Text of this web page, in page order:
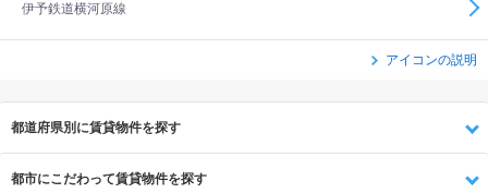
伊予鉄道横河原線
アイコンの説明
都道府県別に賃貸物件を探す
都市にこだわって賃貸物件を探す